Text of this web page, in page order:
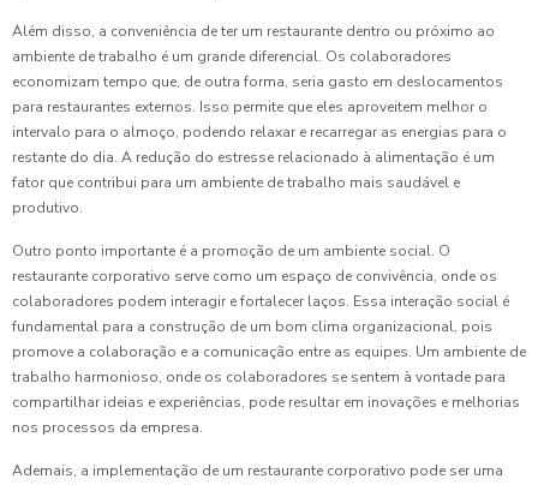
Além disso, a conveniência de ter um restaurante dentro ou próximo ao
ambiente de trabalho é um grande diferencial. Os colaboradores
economizam tempo que, de outra forma, seria gasto em deslocamentos
para restaurantes externos. Isso permite que eles aproveitem melhor o
intervalo para o almoço, podendo relaxar e recarregar as energias para o
restante do dia. A redução do estresse relacionado à alimentação é um
fator que contribui para um ambiente de trabalho mais saudável e
produtivo.
Outro ponto importante é a promoção de um ambiente social. O
restaurante corporativo serve como um espaço de convivência, onde os
colaboradores podem interagir e fortalecer laços. Essa interação social é
fundamental para a construção de um bom clima organizacional, pois
promove a colaboração e a comunicação entre as equipes. Um ambiente de
trabalho harmonioso, onde os colaboradores se sentem à vontade para
compartilhar ideias e experiências, pode resultar em inovações e melhorias
nos processos da empresa.
Ademais, a implementação de um restaurante corporativo pode ser uma